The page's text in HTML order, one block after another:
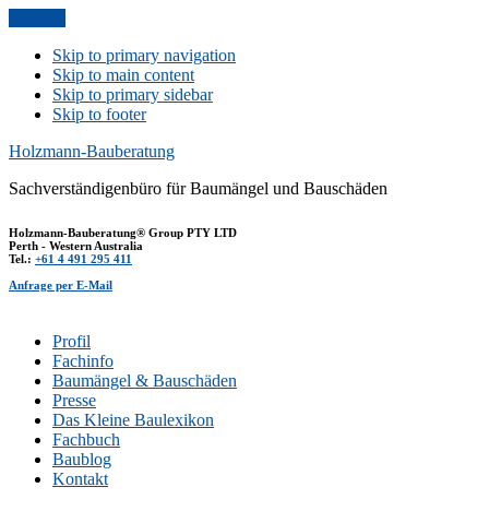
Skip to primary navigation
Skip to main content
Skip to primary sidebar
Skip to footer
Holzmann-Bauberatung
Sachverständigenbüro für Baumängel und Bauschäden
Holzmann-Bauberatung® Group PTY LTD
Perth - Western Australia
Tel.: +61 4 491 295 411
Anfrage per E-Mail
Profil
Fachinfo
Baumängel & Bauschäden
Presse
Das Kleine Baulexikon
Fachbuch
Baublog
Kontakt